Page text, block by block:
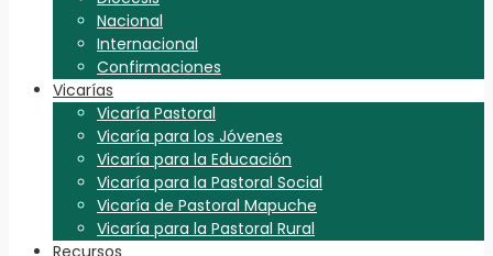
Nacional
Internacional
Confirmaciones
Vicarías
Vicaría Pastoral
Vicaría para los Jóvenes
Vicaría para la Educación
Vicaría para la Pastoral Social
Vicaría de Pastoral Mapuche
Vicaría para la Pastoral Rural
Recursos